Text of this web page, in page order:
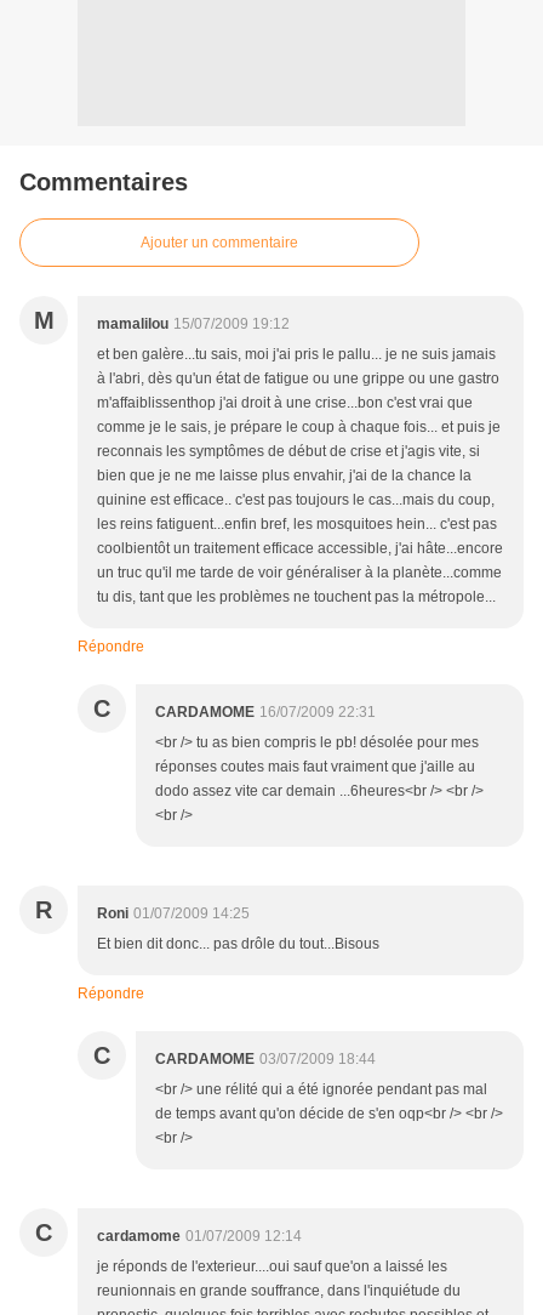
Commentaires
Ajouter un commentaire
M mamalilou 15/07/2009 19:12
et ben galère...tu sais, moi j'ai pris le pallu... je ne suis jamais
à l'abri, dès qu'un état de fatigue ou une grippe ou une gastro
m'affaiblissenthop j'ai droit à une crise...bon c'est vrai que
comme je le sais, je prépare le coup à chaque fois... et puis je
reconnais les symptômes de début de crise et j'agis vite, si
bien que je ne me laisse plus envahir, j'ai de la chance la
quinine est efficace.. c'est pas toujours le cas...mais du coup,
les reins fatiguent...enfin bref, les mosquitoes hein... c'est pas
coolbientôt un traitement efficace accessible, j'ai hâte...encore
un truc qu'il me tarde de voir généraliser à la planète...comme
tu dis, tant que les problèmes ne touchent pas la métropole...
Répondre
C CARDAMOME 16/07/2009 22:31
<br /> tu as bien compris le pb! désolée pour mes
réponses coutes mais faut vraiment que j'aille au
dodo assez vite car demain ...6heures<br /> <br />
<br />
R Roni 01/07/2009 14:25
Et bien dit donc... pas drôle du tout...Bisous
Répondre
C CARDAMOME 03/07/2009 18:44
<br /> une rélité qui a été ignorée pendant pas mal
de temps avant qu'on décide de s'en oqp<br /> <br />
<br />
C cardamome 01/07/2009 12:14
je réponds de l'exterieur....oui sauf que'on a laissé les
reunionnais en grande souffrance, dans l'inquiétude du